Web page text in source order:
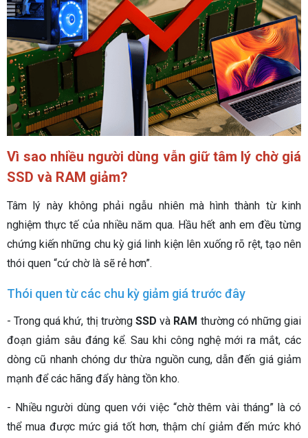
Vì sao nhiều người dùng vẫn giữ tâm lý chờ giá
SSD và RAM giảm?
Tâm lý này không phải ngẫu nhiên mà hình thành từ kinh
nghiệm thực tế của nhiều năm qua. Hầu hết anh em đều từng
chứng kiến những chu kỳ giá linh kiện lên xuống rõ rệt, tạo nên
thói quen “cứ chờ là sẽ rẻ hơn”.
Thói quen từ các chu kỳ giảm giá trước đây
- Trong quá khứ, thị trường SSDvà RAM thường có những giai
đoạn giảm sâu đáng kể. Sau khi công nghệ mới ra mắt, các
dòng cũ nhanh chóng dư thừa nguồn cung, dẫn đến giá giảm
mạnh để các hãng đẩy hàng tồn kho.
- Nhiều người dùng quen với việc “chờ thêm vài tháng” là có
thể mua được mức giá tốt hơn, thậm chí giảm đến mức khó